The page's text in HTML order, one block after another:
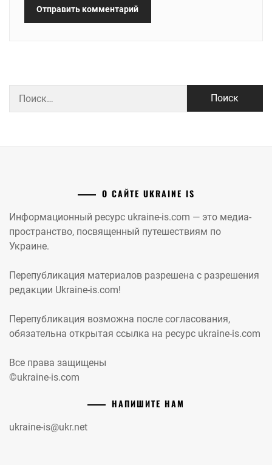
О САЙТЕ UKRAINE IS
Информационный ресурс ukraine-is.com — это медиа-
пространство, посвященный путешествиям по
Украине.
Перепубликация материалов разрешена с разрешения
редакции Ukraine-is.com!
Перепубликация возможна после согласования,
обязательна открытая ссылка на ресурс ukraine-is.com
Все права защищены
©ukraine-is.com
НАПИШИТЕ НАМ
ukraine-is@ukr.net